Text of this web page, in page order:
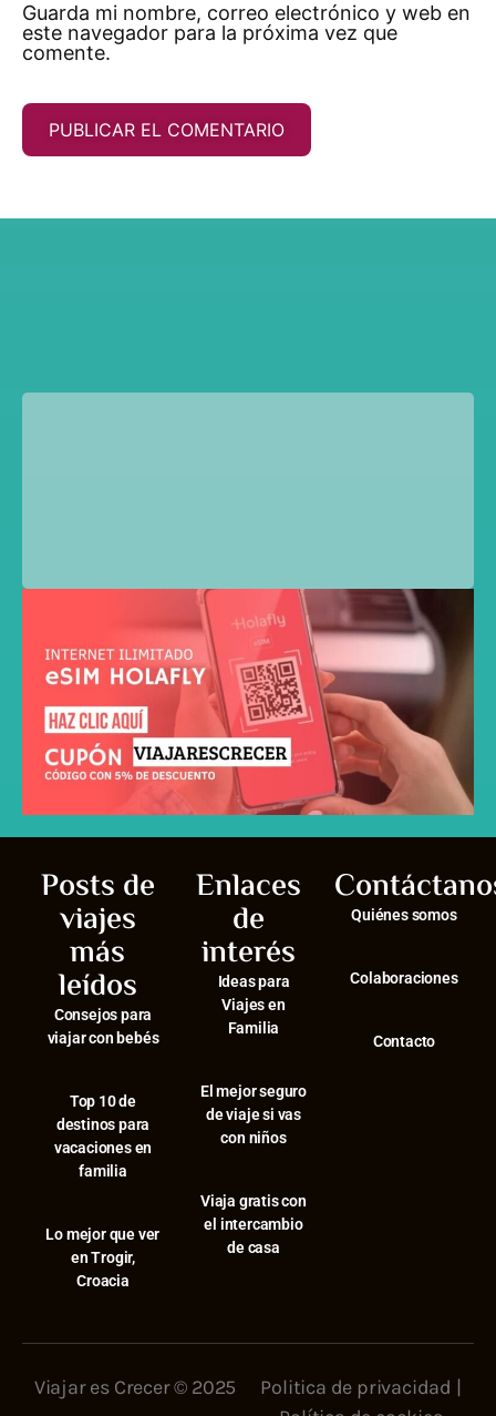
Guarda mi nombre, correo electrónico y web en
este navegador para la próxima vez que
comente.
Posts de
viajes
más
leídos
Consejos para
viajar con bebés
⁠Top 10 de
destinos para
vacaciones en
familia
⁠Lo mejor que ver
en Trogir,
Croacia
Enlaces
de
interés
Ideas para
Viajes en
Familia
El mejor seguro
de viaje si vas
con niños
Viaja gratis con
el intercambio
de casa
Quiénes somos
Colaboraciones
Contacto
Viajar es Crecer © 2025 Politica de privacidad |